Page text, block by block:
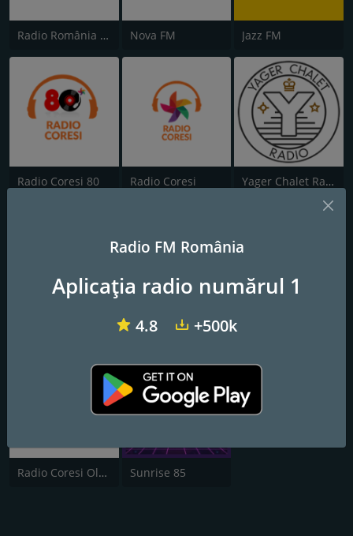
Radio România Brașov FM Nova FM Jazz FM
Radio Coresi 80 Radio Coresi Yager Chalet Radio
Radio Vocea Evangheliei Hunedoara
Radio Coresi Oldies Sunrise 85
Radio FM România
Aplicația radio numărul 1
4.8 +500k